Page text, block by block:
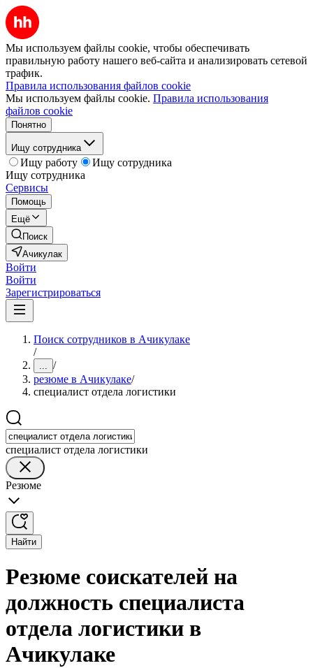
Мы используем файлы cookie, чтобы обеспечивать
правильную работу нашего веб-сайта и анализировать сетевой
трафик.
Правила использования файлов cookie
Мы используем файлы cookie. Правила использования
файлов cookie
Понятно
Ищу сотрудника
Ищу работу
Ищу сотрудника
Ищу сотрудника
Сервисы
Помощь
Ещё
Поиск
Ачикулак
Войти
Войти
Зарегистрироваться
Поиск сотрудников в Ачикулаке
/
... /
резюме в Ачикулаке/
специалист отдела логистики
специалист отдела логистики
Резюме
Найти
Резюме соискателей на
должность специалиста
отдела логистики в
Ачикулаке